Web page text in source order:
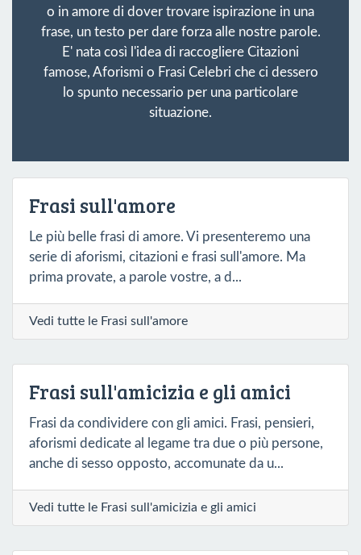
o in amore di dover trovare ispirazione in una
frase, un testo per dare forza alle nostre parole.
E' nata così l'idea di raccogliere Citazioni
famose, Aforismi o Frasi Celebri che ci dessero
lo spunto necessario per una particolare
situazione.
Frasi sull'amore
Le più belle frasi di amore. Vi presenteremo una
serie di aforismi, citazioni e frasi sull'amore. Ma
prima provate, a parole vostre, a d...
Vedi tutte le Frasi sull'amore
Frasi sull'amicizia e gli amici
Frasi da condividere con gli amici. Frasi, pensieri,
aforismi dedicate al legame tra due o più persone,
anche di sesso opposto, accomunate da u...
Vedi tutte le Frasi sull'amicizia e gli amici